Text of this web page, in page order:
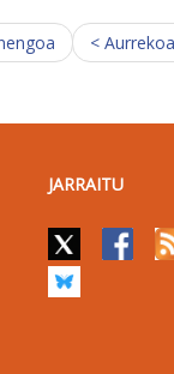
< Aurrekoa
JARRAITU